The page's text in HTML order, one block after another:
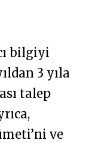
bilgiyi
3 yıla
talep
ve